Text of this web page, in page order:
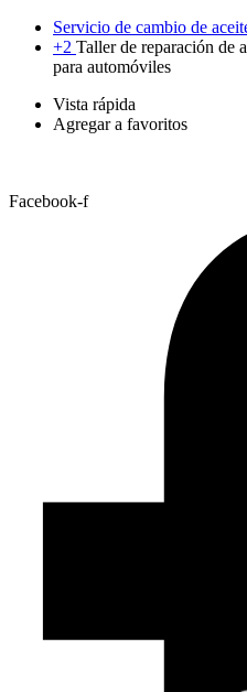
Servicio de cambio de
+2 Taller de reparación de
para automóviles
Vista rápida
Agregar a favoritos
Facebook-f